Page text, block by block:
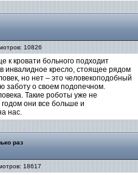
10826
к кровати больного подходит
инвалидное кресло, стоящее рядом
но нет – это человекоподобный
заботу о своем подопечном.
Такие роботы уже не
они все больше и
нас.
раз
18617